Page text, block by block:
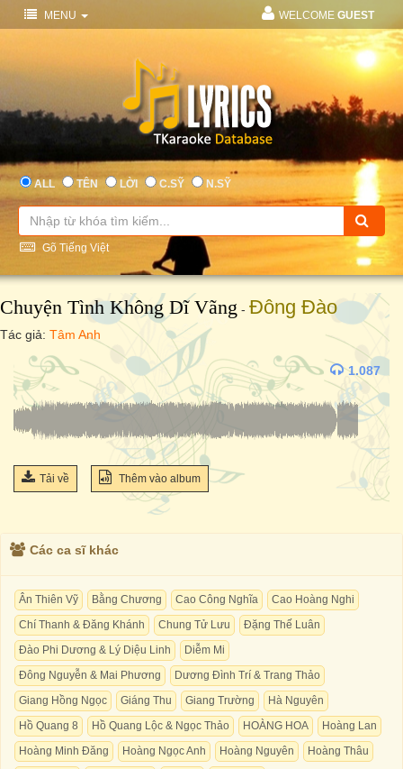
MENU WELCOME GUEST
ALL TÊN LỜI C.SỸ N.SỸ
Gõ Tiếng Việt
Chuyện Tình Không Dĩ Vãng - Đông Đào
Tác giả: Tâm Anh
1.087
Tải về Thêm vào album
Các ca sĩ khác
Ân Thiên Vỹ Bằng Chương Cao Công Nghĩa
Cao Hoàng Nghi
Chí Thanh & Đăng Khánh
Chung Tử Lưu
Đặng Thế Luân
Đào Phi Dương & Lý Diệu Linh
Diễm Mi
Đông Nguyễn & Mai Phương
Dương Đình Trí & Trang Thảo
Giang Hồng Ngọc
Giáng Thu Giang Trường
Hà Nguyên
Hồ Quang 8
Hồ Quang Lộc & Ngọc Thảo HOÀNG HOA
Hoàng Lan
Hoàng Minh Đăng
Hoàng Ngọc Anh Hoàng Nguyên
Hoàng Thâu